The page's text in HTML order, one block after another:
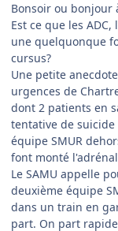
Bonsoir ou bonjour
Est ce que les
une quelquonque
cursus?
Une petite
urgences de
dont 2 patients en
tentative de
équipe SMUR
font monté
Le SAMU appelle
deuxième équipe
dans un train en
part. On part